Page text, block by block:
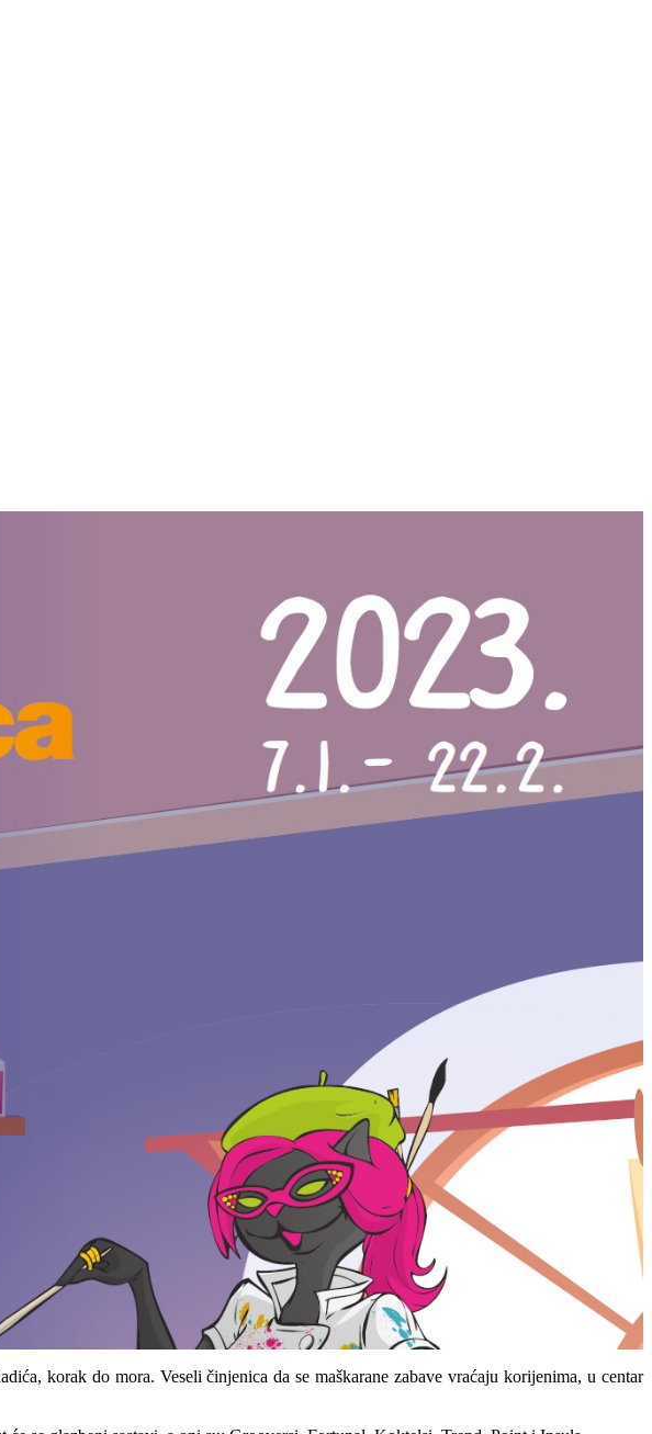
korak do mora. Veseli činjenica da se maškarane zabave vraćaju korijenima, u centar